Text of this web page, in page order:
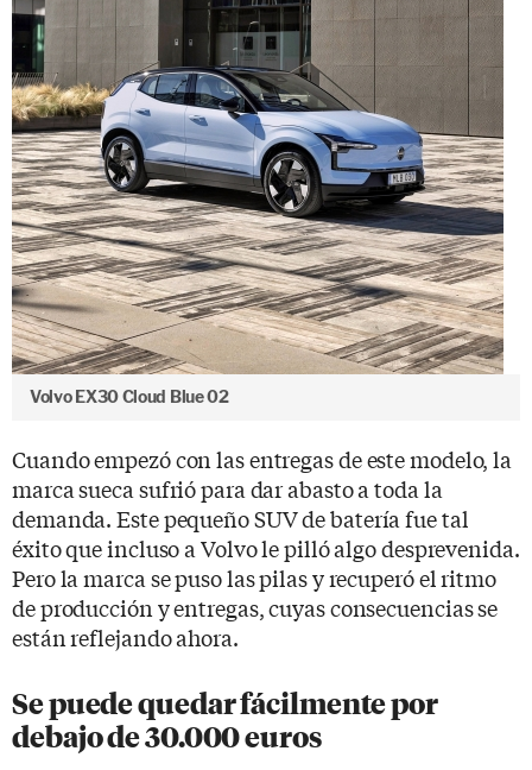
Volvo EX30 Cloud Blue 02
Cuando empezó con las entregas de este modelo, la
marca sueca sufrió para dar abasto a toda la
demanda. Este pequeño SUV de batería fue tal
éxito que incluso a Volvo le pilló algo desprevenida.
Pero la marca se puso las pilas y recuperó el ritmo
de producción y entregas, cuyas consecuencias se
están reflejando ahora.
Se puede quedar fácilmente por
debajo de 30.000 euros